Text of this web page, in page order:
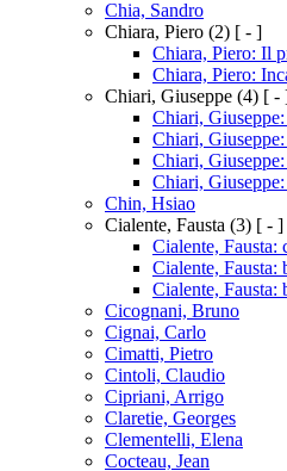
Chia, Sandro
Chiara, Piero (2) [ - ]
Chiara, Piero: Il
Chiara, Piero:
Chiari, Giuseppe (4) [ -
Chiari,
Chiari,
Chiari,
Chiari,
Chin, Hsiao
Cialente, Fausta (3) [ - ]
Cialente, Fausta:
Cialente,
Cialente,
Cicognani, Bruno
Cignai, Carlo
Cimatti, Pietro
Cintoli, Claudio
Cipriani, Arrigo
Claretie, Georges
Clementelli, Elena
Cocteau, Jean